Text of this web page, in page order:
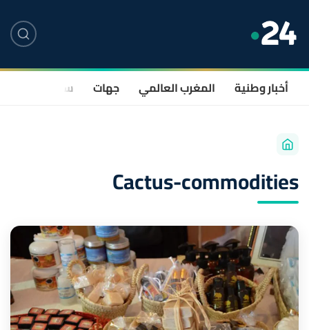
أخبار وطنية المغرب العالمي جهات سياسة
Cactus-commodities